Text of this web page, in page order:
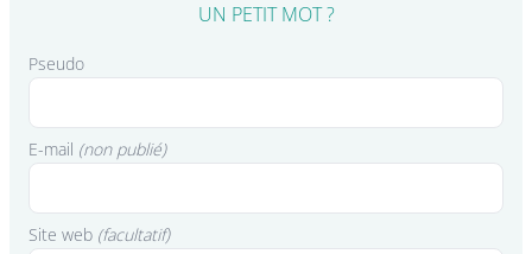
UN PETIT MOT ?
Pseudo
E-mail (non publié)
Site web (facultatif)